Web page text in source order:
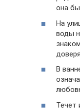
она
На
воды
В
Течет